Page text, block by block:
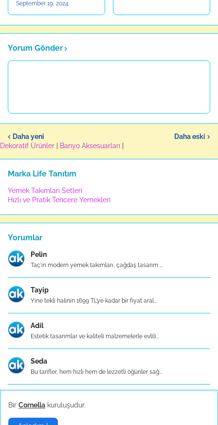
September 19, 2024
Yorum Gönder
Daha yeni
Daha eski
Dekoratif Ürünler
Banyo Aksesuarları
Marka Life Tanıtım
Yemek Takımları Setleri
Hızlı ve Pratik Tencere Yemekleri
Yorumlar
Pelin
Taç'ın modern yemek takımları, çağdaş tasarım ...
Tayip
Yine tekli halinin 1699 TL’ye kadar bir fiyat aral...
Adil
Estetik tasarımlar ve kaliteli malzemelerle evlili...
Seda
Bu tarifler, hem hızlı hem de lezzetli öğünler sağ...
Tavuk göğüslerini ızgarada pişirin. Fesleğenleri d...
Bir Cornella kuruluşudur.